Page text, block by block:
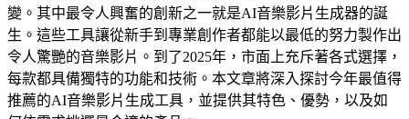
變。其中最令人興奮的創新之一就是AI音樂影片生成器的誕
生。這些工具讓從新手到專業創作者都能以最低的努力製作出
令人驚艷的音樂影片。到了2025年，市面上充斥著各式選擇，
每款都具備獨特的功能和技術。本文章將深入探討今年最值得
推薦的AI音樂影片生成工具，並提供其特色、優勢，以及如